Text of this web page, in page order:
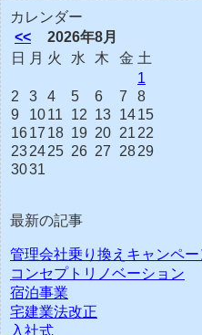
カレンダー
<<
2026年8月
日
月 火 水 木 金 土
1
2
3 4 5 6 7
8
9
1011 12 13 1415
1617 18 19 20 21 22
232425 26 27 2829
3031
最新の記事
管理会社乗り換えキャンペー
コンセプトリノベーション
宿泊事業
宅建業法改正
入社式